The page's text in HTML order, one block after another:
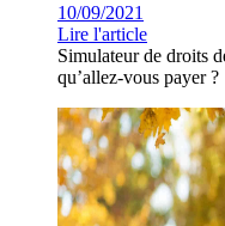
10/09/2021
Lire l'article
Simulateur de droits
qu’allez-vous payer ?